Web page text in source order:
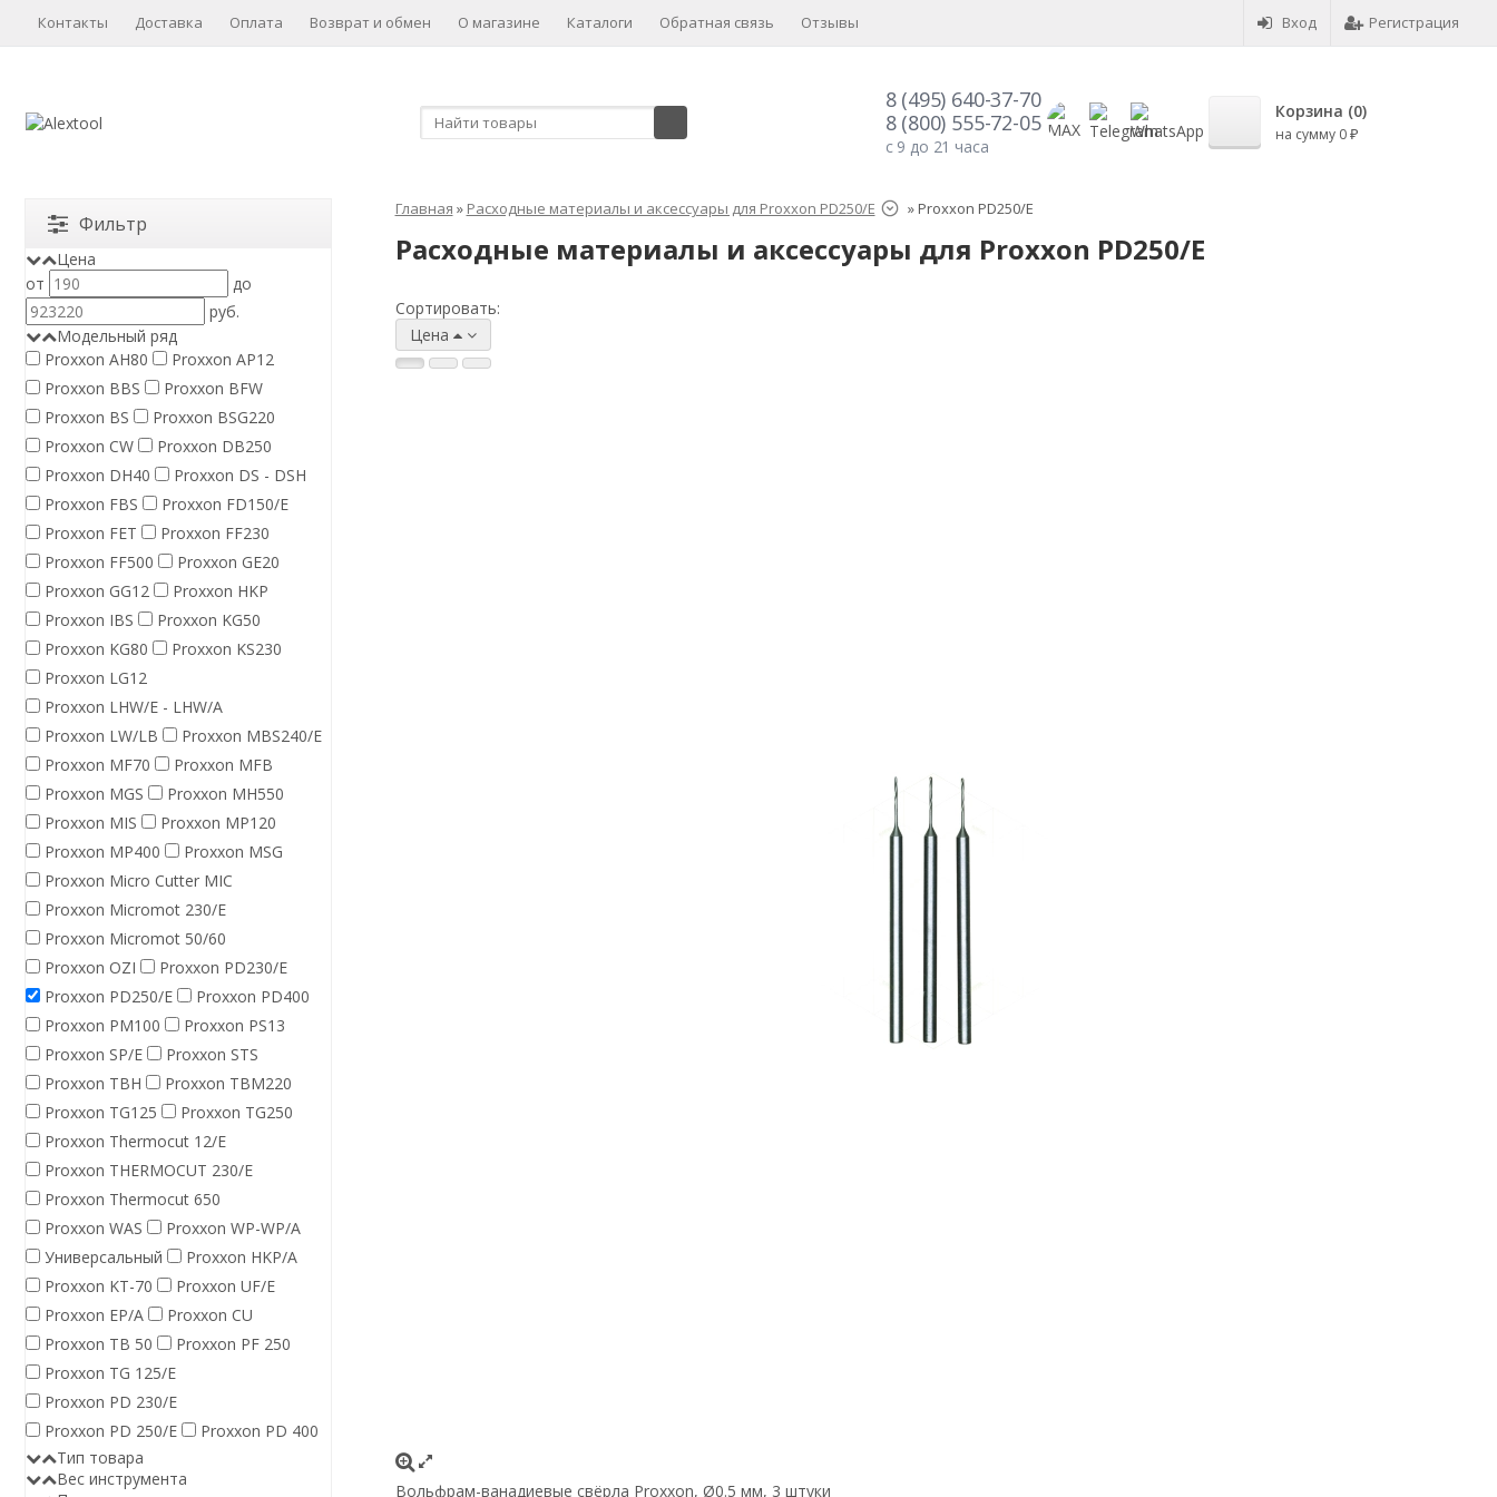
Вход Регистрация
Контакты Доставка Оплата Возврат и обмен О магазине Каталоги Обратная связь Отзывы
8 (495) 640-37-70
8 (800) 555-72-05
с 9 до 21 часа
Корзина (0)
на сумму 0 ₽
Главная » Расходные материалы и аксессуары для Proxxon PD250/E »Proxxon PD250/E
Расходные материалы и аксессуары для Proxxon PD250/E
Сортировать:
Цена
Вольфрам-ванадиевые свёрла Proxxon, Ø0.5 мм, 3 штуки
Фильтр
Цена
от
до
руб.
Модельный ряд
Proxxon AH80
Proxxon AP12
Proxxon BBS
Proxxon BFW
Proxxon BS
Proxxon BSG220
Proxxon CW
Proxxon DB250
Proxxon DH40
Proxxon DS - DSH
Proxxon FBS
Proxxon FD150/E
Proxxon FET
Proxxon FF230
Proxxon FF500
Proxxon GE20
Proxxon GG12
Proxxon HKP
Proxxon IBS
Proxxon KG50
Proxxon KG80
Proxxon KS230
Proxxon LG12
Proxxon LHW/E - LHW/A
Proxxon LW/LB
Proxxon MBS240/E
Proxxon MF70
Proxxon MFB
Proxxon MGS
Proxxon MH550
Proxxon MIS
Proxxon MP120
Proxxon MP400
Proxxon MSG
Proxxon Micro Cutter MIC
Proxxon Micromot 230/E
Proxxon Micromot 50/60
Proxxon OZI
Proxxon PD230/E
Proxxon PD250/E
Proxxon PD400
Proxxon PM100
Proxxon PS13
Proxxon SP/E
Proxxon STS
Proxxon TBH
Proxxon TBM220
Proxxon TG125
Proxxon TG250
Proxxon Thermocut 12/E
Proxxon THERMOCUT 230/E
Proxxon Thermocut 650
Proxxon WAS
Proxxon WP-WP/A
Универсальный
Proxxon HKP/A
Proxxon KT-70
Proxxon UF/E
Proxxon EP/A
Proxxon CU
Proxxon TB 50
Proxxon PF 250
Proxxon TG 125/E
Proxxon PD 230/E
Proxxon PD 250/E
Proxxon PD 400
Тип товара
Вес инструмента